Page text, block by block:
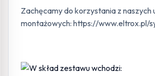
Zachęcamy do korzystania z naszych
montażowych: https://www.eltrox.pl/